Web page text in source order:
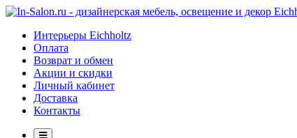
Интерьеры Eichholtz
Оплата
Возврат и обмен
Акции и скидки
Личный кабинет
Доставка
Контакты